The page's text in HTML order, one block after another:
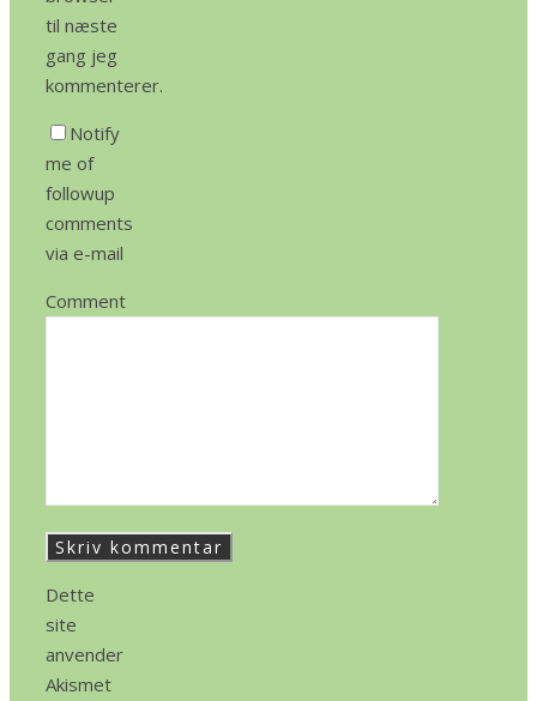
til næste
gang jeg
kommenterer.
Notify
me of
followup
comments
via e-mail
Comment
Dette
site
anvender
Akismet